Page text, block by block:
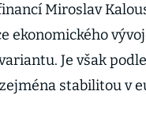
Miroslav
ekonomického
Je však
stabilitou v